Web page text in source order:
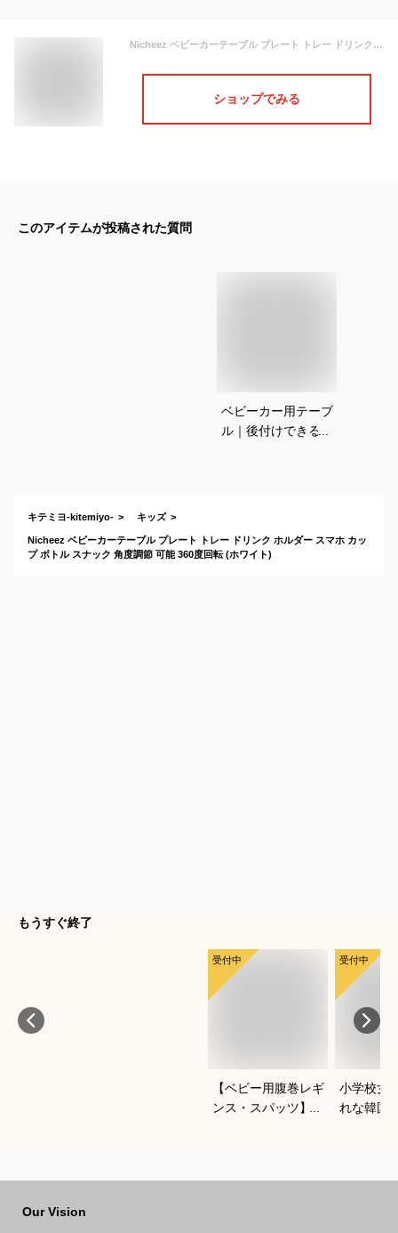
Nicheez ベビーカーテーブル プレート トレー ドリンク ホルダー スマホ カップ ボトル スナック 角度調節 可能 360度回転 (ホワイト)
ショップでみる
このアイテムが投稿された質問
ベビーカー用テーブ
ル｜後付けできる！
キテミヨ-kitemiyo- キッズ
Nicheez ベビーカーテーブル プレート トレー ドリンク ホルダー スマホ カッ
プ ボトル スナック 角度調節 可能 360度回転 (ホワイト)
もうすぐ終了
受付中
【ベビー用腹巻レギ
ンス・スパッツ】よ
受付中
小学校女
れな韓国
Our Vision